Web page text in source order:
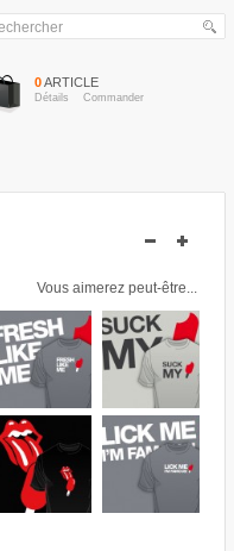
0ARTICLE
Détails Commander
Vous aimerez peut-être...
Suck My
***
20,00 €
Détails
Fresh like
me
20,00 €
Détails
Lick me
I'm
famous !
20,00 €
Détails
Lick Me !
20,00 €
Détails